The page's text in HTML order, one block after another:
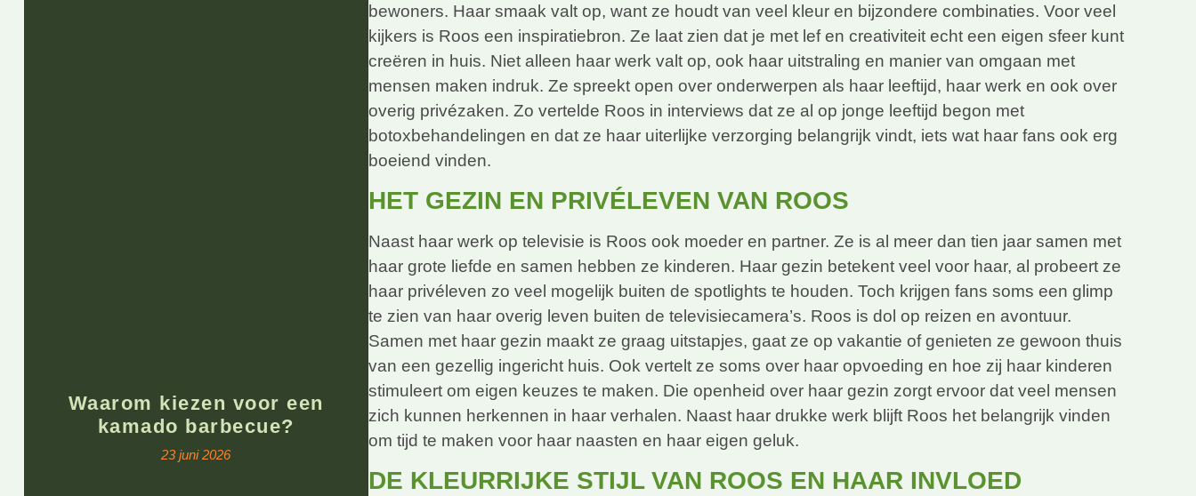
Waarom kiezen voor een
kamado barbecue?
23 juni 2026
bewoners. Haar smaak valt op, want ze houdt van veel kleur en bijzondere combinaties. Voor veel
kijkers is Roos een inspiratiebron. Ze laat zien dat je met lef en creativiteit echt een eigen sfeer kunt
creëren in huis. Niet alleen haar werk valt op, ook haar uitstraling en manier van omgaan met
mensen maken indruk. Ze spreekt open over onderwerpen als haar leeftijd, haar werk en ook over
overig privézaken. Zo vertelde Roos in interviews dat ze al op jonge leeftijd begon met
botoxbehandelingen en dat ze haar uiterlijke verzorging belangrijk vindt, iets wat haar fans ook erg
boeiend vinden.
HET GEZIN EN PRIVÉLEVEN VAN ROOS
Naast haar werk op televisie is Roos ook moeder en partner. Ze is al meer dan tien jaar samen met
haar grote liefde en samen hebben ze kinderen. Haar gezin betekent veel voor haar, al probeert ze
haar privéleven zo veel mogelijk buiten de spotlights te houden. Toch krijgen fans soms een glimp
te zien van haar overig leven buiten de televisiecamera’s. Roos is dol op reizen en avontuur.
Samen met haar gezin maakt ze graag uitstapjes, gaat ze op vakantie of genieten ze gewoon thuis
van een gezellig ingericht huis. Ook vertelt ze soms over haar opvoeding en hoe zij haar kinderen
stimuleert om eigen keuzes te maken. Die openheid over haar gezin zorgt ervoor dat veel mensen
zich kunnen herkennen in haar verhalen. Naast haar drukke werk blijft Roos het belangrijk vinden
om tijd te maken voor haar naasten en haar eigen geluk.
DE KLEURRIJKE STIJL VAN ROOS EN HAAR INVLOED